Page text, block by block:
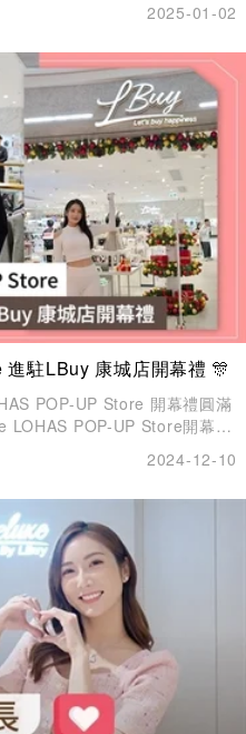
2025-01-02
駐LBuy 康城店開幕禮 🎊
POP-UP Store 開幕禮圓滿
POP-UP Store開幕禮
2024-12-10